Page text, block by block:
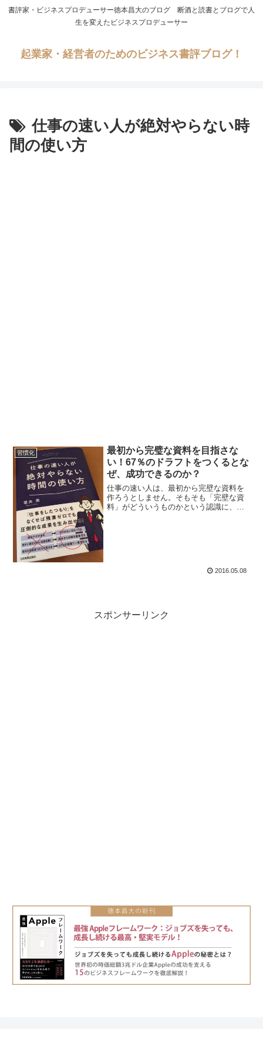
書評家・ビジネスプロデューサー徳本昌大のブログ 断酒と読書とブログで人
生を変えたビジネスプロデューサー
起業家・経営者のためのビジネス書評ブログ！
仕事の速い人が絶対やらない時
間の使い方
習慣化
最初から完璧な資料を目指さな
い！67％のドラフトをつくるとな
ぜ、成功できるのか？
仕事の速い人は、最初から完壁な資料を
作ろうとしません。そもそも「完壁な資
料」がどういうものかという認識に、仕
2016.05.08
スポンサーリンク